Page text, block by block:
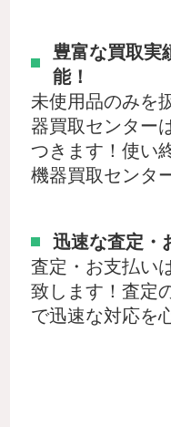
豊富な買取実
能！
未使用品のみを
器買取センター
つきます！使い
機器買取センタ
迅速な査定・
査定・お支払い
致します！査定
で迅速な対応を